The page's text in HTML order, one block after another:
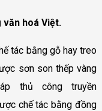
văn hoá Việt.
tác bằng gỗ hay treo
sơn son thếp vàng
thủ công truyền
chế tác bằng đồng